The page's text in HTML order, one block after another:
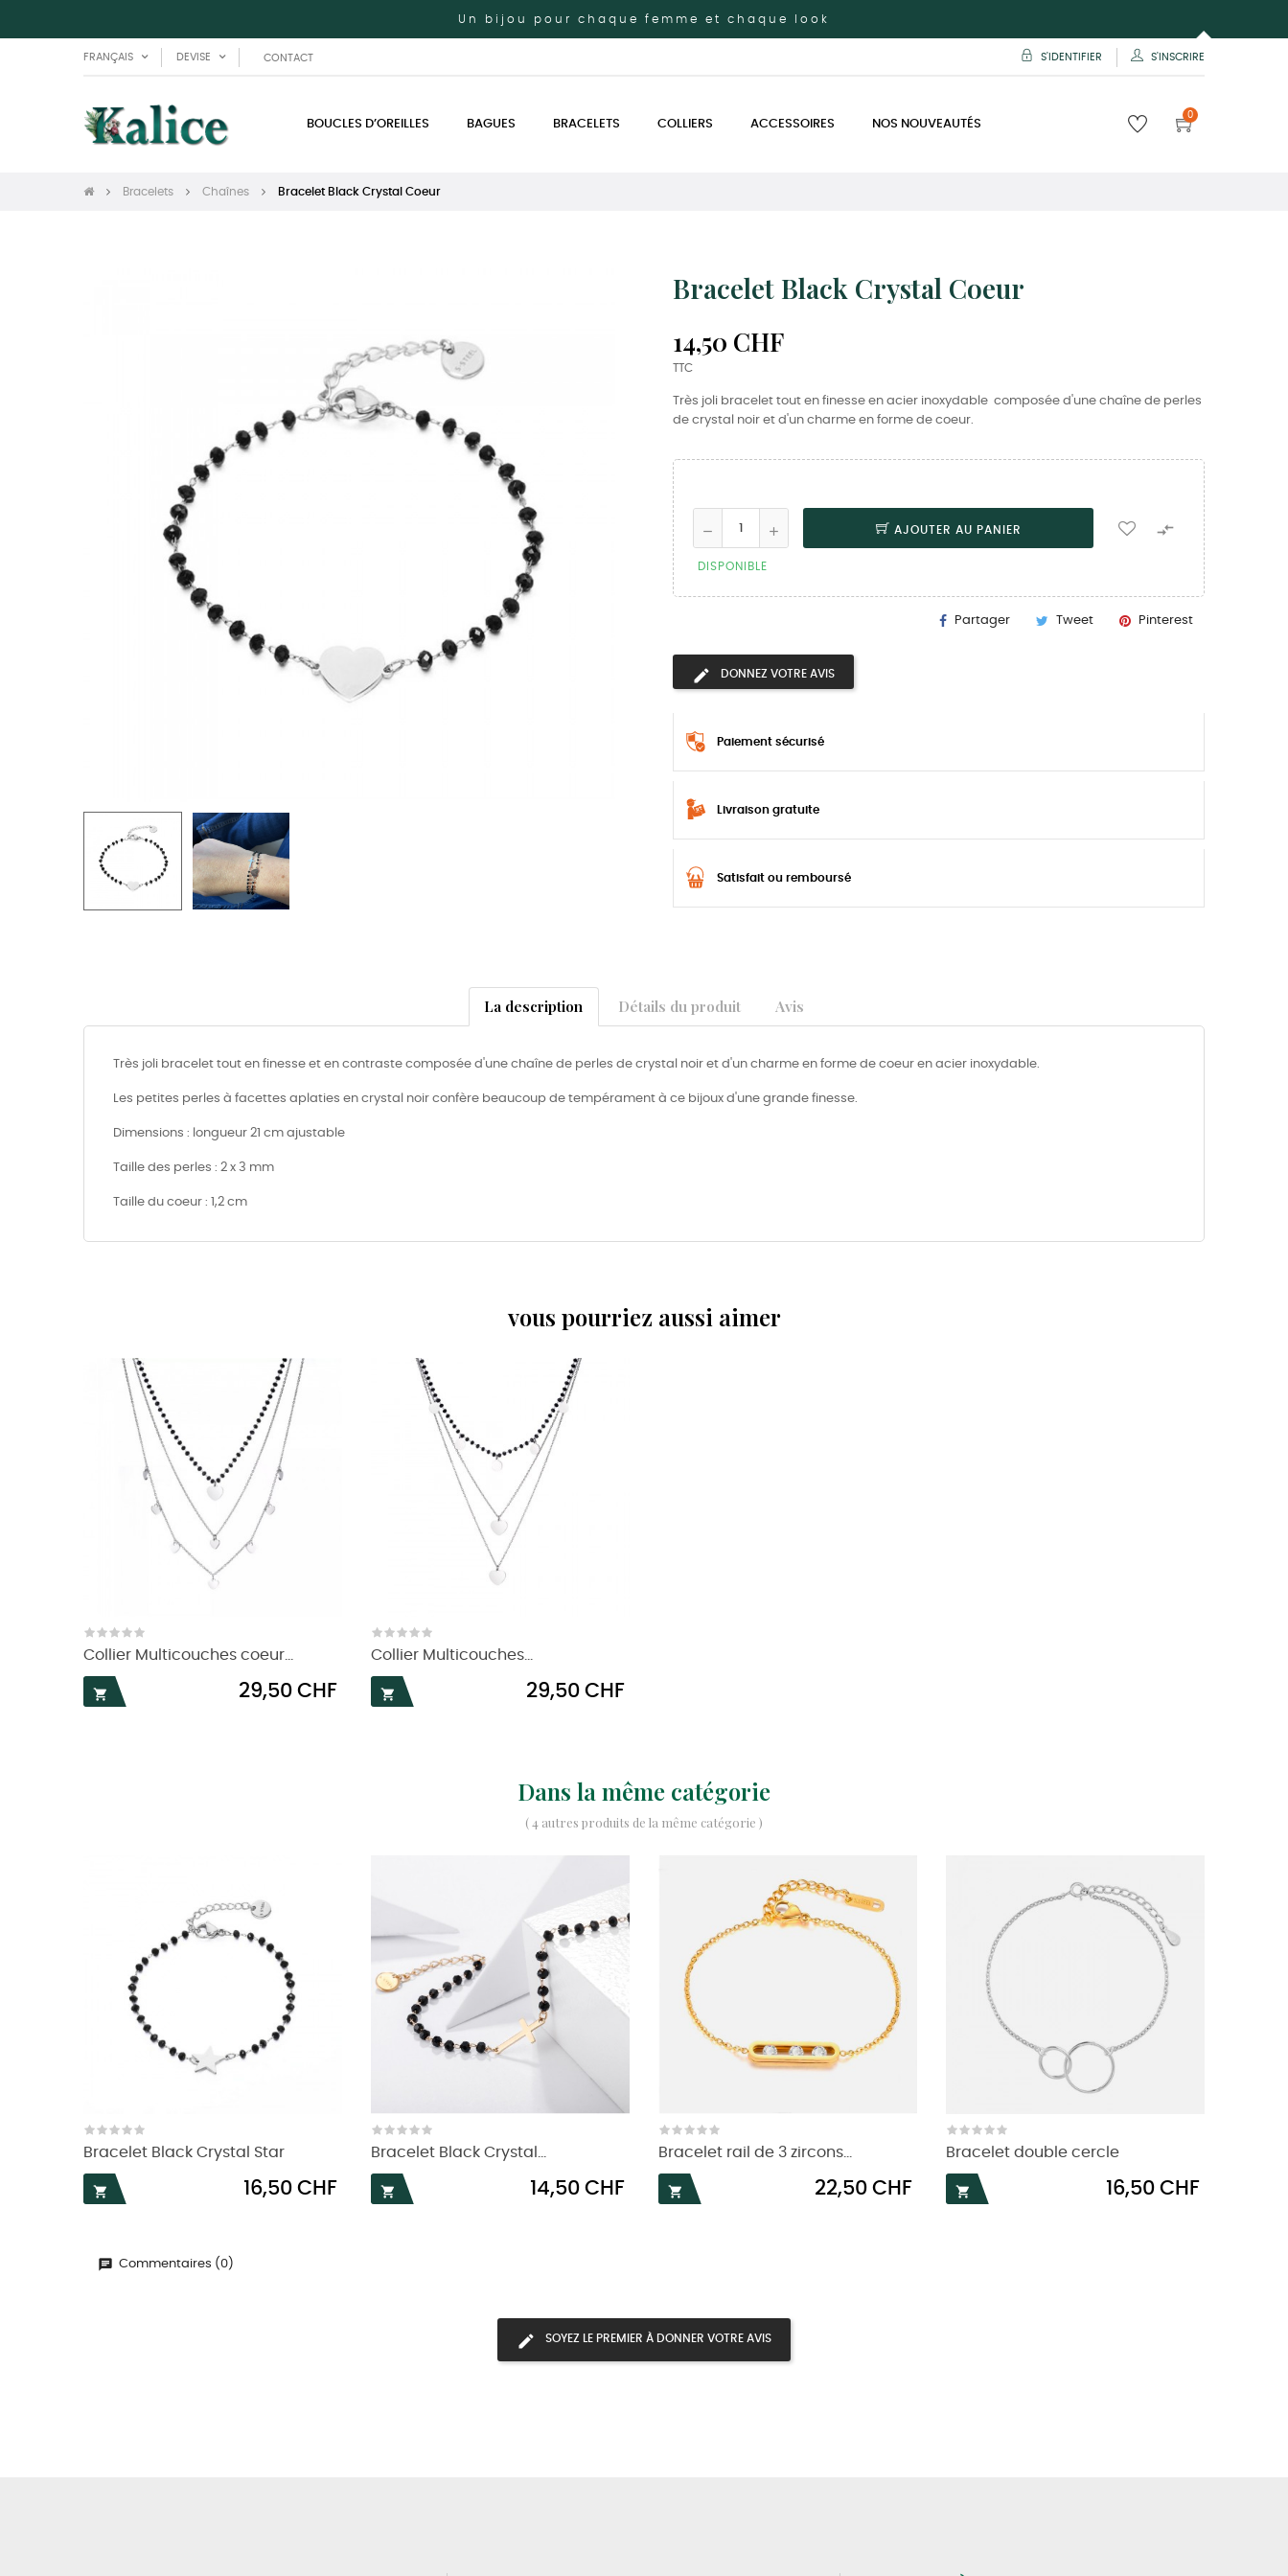
Un bijou pour chaque femme et chaque look
FRANÇAIS DEVISE CONTACT S'IDENTIFIER S'INSCRIRE
BOUCLES D’OREILLES BAGUES BRACELETS COLLIERS ACCESSOIRES NOS NOUVEAUTÉS
0
Bracelets Chaînes Bracelet Black Crystal Coeur
Bracelet Black Crystal Coeur
14,50 CHF
TTC
Très joli bracelet tout en finesse en acier inoxydable composée d'une chaîne de perles
de crystal noir et d'un charme en forme de coeur.
AJOUTER AU PANIER 
DISPONIBLE
Partager Tweet Pinterest
DONNEZ VOTRE AVIS
Paiement sécurisé
Livraison gratuite
Satisfait ou remboursé
La description Détails du produit Avis
Très joli bracelet tout en finesse et en contraste composée d'une chaîne de perles de crystal noir et d'un charme en forme de coeur en acier inoxydable.
Les petites perles à facettes aplaties en crystal noir confère beaucoup de tempérament à ce bijoux d'une grande finesse.
Dimensions : longueur 21 cm ajustable
Taille des perles : 2 x 3 mm
Taille du coeur : 1,2 cm
vous pourriez aussi aimer
Collier Multicouches coeur...

Prix
29,50 CHF
Collier Multicouches...

Prix
29,50 CHF
Dans la même catégorie
( 4 autres produits de la même catégorie )
Bracelet Black Crystal Star

Prix
16,50 CHF
Bracelet Black Crystal...

Prix
14,50 CHF
Bracelet rail de 3 zircons...

Prix
22,50 CHF
Bracelet double cercle

Prix
16,50 CHF
Commentaires (0)
SOYEZ LE PREMIER À DONNER VOTRE AVIS